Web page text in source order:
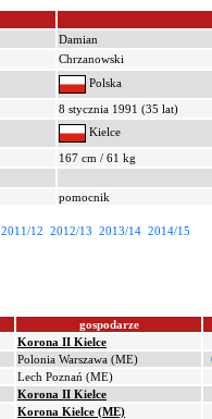
Damian
Chrzanowski
Polska
8 stycznia 1991 (35 lat)
Kielce
167 cm / 61 kg
pomocnik
2011/12 2012/13 2013/14 2014/15
gospodarze
Korona II Kielce
Polonia Warszawa (ME)
Lech Poznań (ME)
Korona II Kielce
Korona Kielce (ME)